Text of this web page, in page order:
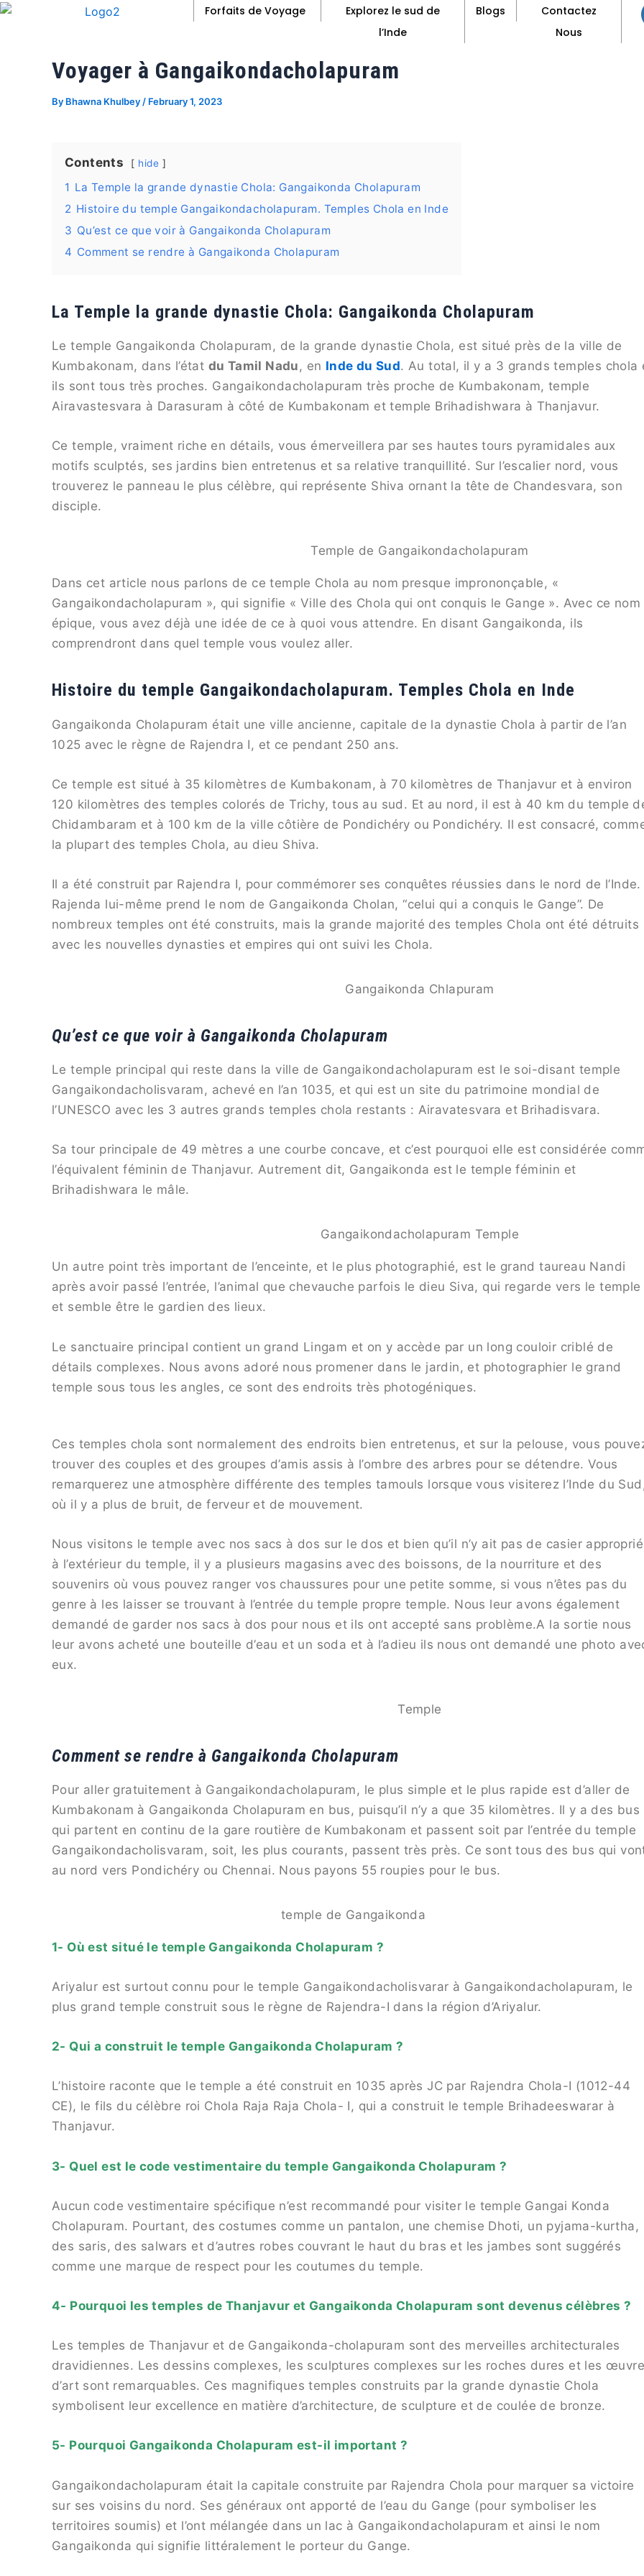
Skip
Forfaits de Voyage
Explorez le sud de
l’Inde
Blogs
Contactez
Nous
Voyager à Gangaikondacholapuram
By Bhawna Khulbey / February 1, 2023
Contents hide
1 La Temple la grande dynastie Chola: Gangaikonda Cholapuram
2 Histoire du temple Gangaikondacholapuram. Temples Chola en Inde
3 Qu’est ce que voir à Gangaikonda Cholapuram
4 Comment se rendre à Gangaikonda Cholapuram
La Temple la grande dynastie Chola: Gangaikonda Cholapuram
Le temple Gangaikonda Cholapuram, de la grande dynastie Chola, est situé près de la ville de
Kumbakonam, dans l’état du Tamil Nadu, en Inde du Sud. Au total, il y a 3 grands temples chola
ils sont tous très proches. Gangaikondacholapuram très proche de Kumbakonam, temple
Airavastesvara à Darasuram à côté de Kumbakonam et temple Brihadishwara à Thanjavur.
Ce temple, vraiment riche en détails, vous émerveillera par ses hautes tours pyramidales aux
motifs sculptés, ses jardins bien entretenus et sa relative tranquillité. Sur l’escalier nord, vous
trouverez le panneau le plus célèbre, qui représente Shiva ornant la tête de Chandesvara, son
disciple.
Temple de Gangaikondacholapuram
Dans cet article nous parlons de ce temple Chola au nom presque imprononçable, «
Gangaikondacholapuram », qui signifie « Ville des Chola qui ont conquis le Gange ». Avec ce nom
épique, vous avez déjà une idée de ce à quoi vous attendre. En disant Gangaikonda, ils
comprendront dans quel temple vous voulez aller.
Histoire du temple Gangaikondacholapuram. Temples Chola en Inde
Gangaikonda Cholapuram était une ville ancienne, capitale de la dynastie Chola à partir de l’an
1025 avec le règne de Rajendra I, et ce pendant 250 ans.
Ce temple est situé à 35 kilomètres de Kumbakonam, à 70 kilomètres de Thanjavur et à environ
120 kilomètres des temples colorés de Trichy, tous au sud. Et au nord, il est à 40 km du temple
Chidambaram et à 100 km de la ville côtière de Pondichéry ou Pondichéry. Il est consacré,
la plupart des temples Chola, au dieu Shiva.
Il a été construit par Rajendra I, pour commémorer ses conquêtes réussies dans le nord de l’Inde.
Rajenda lui-même prend le nom de Gangaikonda Cholan, “celui qui a conquis le Gange”. De
nombreux temples ont été construits, mais la grande majorité des temples Chola ont été détruits
avec les nouvelles dynasties et empires qui ont suivi les Chola.
Gangaikonda Chlapuram
Qu’est ce que voir à Gangaikonda Cholapuram
Le temple principal qui reste dans la ville de Gangaikondacholapuram est le soi-disant temple
Gangaikondacholisvaram, achevé en l’an 1035, et qui est un site du patrimoine mondial de
l’UNESCO avec les 3 autres grands temples chola restants : Airavatesvara et Brihadisvara.
Sa tour principale de 49 mètres a une courbe concave, et c’est pourquoi elle est considérée
l’équivalent féminin de Thanjavur. Autrement dit, Gangaikonda est le temple féminin et
Brihadishwara le mâle.
Gangaikondacholapuram Temple
Un autre point très important de l’enceinte, et le plus photographié, est le grand taureau Nandi
après avoir passé l’entrée, l’animal que chevauche parfois le dieu Siva, qui regarde vers le temple
et semble être le gardien des lieux.
Le sanctuaire principal contient un grand Lingam et on y accède par un long couloir criblé de
détails complexes. Nous avons adoré nous promener dans le jardin, et photographier le grand
temple sous tous les angles, ce sont des endroits très photogéniques.
Ces temples chola sont normalement des endroits bien entretenus, et sur la pelouse, vous
trouver des couples et des groupes d’amis assis à l’ombre des arbres pour se détendre. Vous
remarquerez une atmosphère différente des temples tamouls lorsque vous visiterez l’Inde du
où il y a plus de bruit, de ferveur et de mouvement.
Nous visitons le temple avec nos sacs à dos sur le dos et bien qu’il n’y ait pas de casier
à l’extérieur du temple, il y a plusieurs magasins avec des boissons, de la nourriture et des
souvenirs où vous pouvez ranger vos chaussures pour une petite somme, si vous n’êtes pas du
genre à les laisser se trouvant à l’entrée du temple propre temple. Nous leur avons également
demandé de garder nos sacs à dos pour nous et ils ont accepté sans problème.A la sortie nous
leur avons acheté une bouteille d’eau et un soda et à l’adieu ils nous ont demandé une photo
eux.
Temple
Comment se rendre à Gangaikonda Cholapuram
Pour aller gratuitement à Gangaikondacholapuram, le plus simple et le plus rapide est d’aller de
Kumbakonam à Gangaikonda Cholapuram en bus, puisqu’il n’y a que 35 kilomètres. Il y a des bus
qui partent en continu de la gare routière de Kumbakonam et passent soit par l’entrée du temple
Gangaikondacholisvaram, soit, les plus courants, passent très près. Ce sont tous des bus qui
au nord vers Pondichéry ou Chennai. Nous payons 55 roupies pour le bus.
temple de Gangaikonda
1- Où est situé le temple Gangaikonda Cholapuram ?
Ariyalur est surtout connu pour le temple Gangaikondacholisvarar à Gangaikondacholapuram, le
plus grand temple construit sous le règne de Rajendra-I dans la région d’Ariyalur.
2- Qui a construit le temple Gangaikonda Cholapuram ?
L’histoire raconte que le temple a été construit en 1035 après JC par Rajendra Chola-I (1012-44
CE), le fils du célèbre roi Chola Raja Raja Chola- I, qui a construit le temple Brihadeeswarar à
Thanjavur.
3- Quel est le code vestimentaire du temple Gangaikonda Cholapuram ?
Aucun code vestimentaire spécifique n’est recommandé pour visiter le temple Gangai Konda
Cholapuram. Pourtant, des costumes comme un pantalon, une chemise Dhoti, un pyjama-kurtha,
des saris, des salwars et d’autres robes couvrant le haut du bras et les jambes sont suggérés
comme une marque de respect pour les coutumes du temple.
4- Pourquoi les temples de Thanjavur et Gangaikonda Cholapuram sont devenus célèbres ?
Les temples de Thanjavur et de Gangaikonda-cholapuram sont des merveilles architecturales
dravidiennes. Les dessins complexes, les sculptures complexes sur les roches dures et les
d’art sont remarquables. Ces magnifiques temples construits par la grande dynastie Chola
symbolisent leur excellence en matière d’architecture, de sculpture et de coulée de bronze.
5- Pourquoi Gangaikonda Cholapuram est-il important ?
Gangaikondacholapuram était la capitale construite par Rajendra Chola pour marquer sa victoire
sur ses voisins du nord. Ses généraux ont apporté de l’eau du Gange (pour symboliser les
territoires soumis) et l’ont mélangée dans un lac à Gangaikondacholapuram et ainsi le nom
Gangaikonda qui signifie littéralement le porteur du Gange.